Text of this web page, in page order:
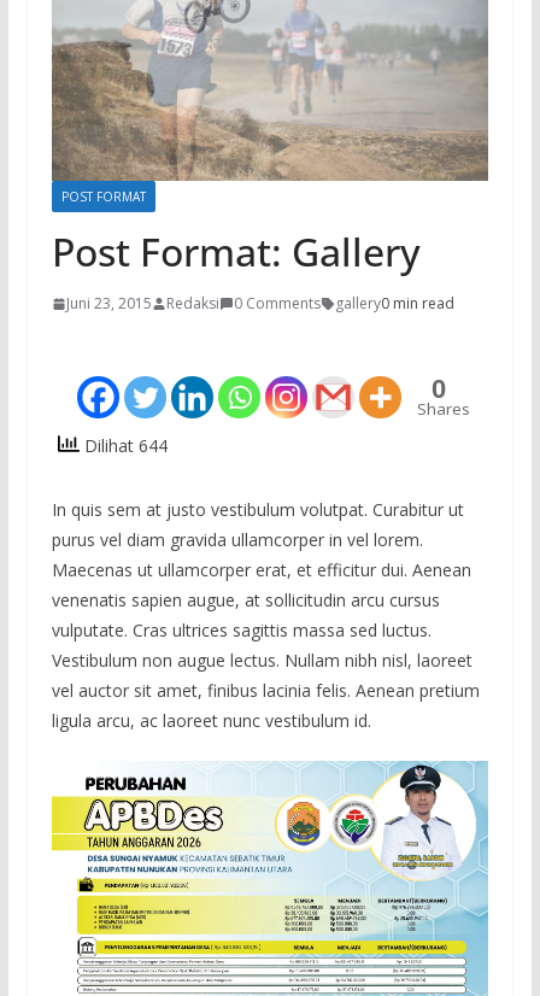
POST FORMAT
Post Format: Gallery
Juni 23, 2015 Redaksi 0 Comments gallery0 min read
0
Shares
Dilihat 644
In quis sem at justo vestibulum volutpat. Curabitur ut
purus vel diam gravida ullamcorper in vel lorem.
Maecenas ut ullamcorper erat, et efficitur dui. Aenean
venenatis sapien augue, at sollicitudin arcu cursus
vulputate. Cras ultrices sagittis massa sed luctus.
Vestibulum non augue lectus. Nullam nibh nisl, laoreet
vel auctor sit amet, finibus lacinia felis. Aenean pretium
ligula arcu, ac laoreet nunc vestibulum id.